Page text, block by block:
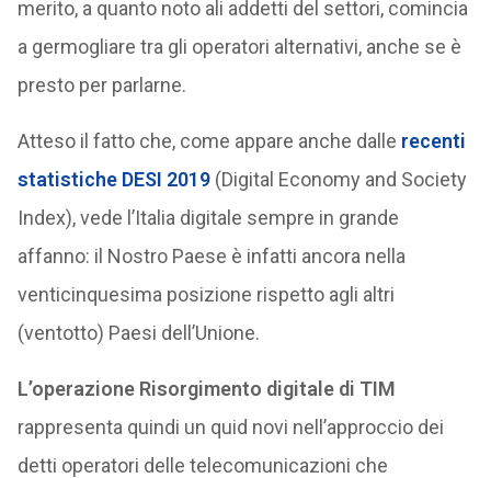
merito, a quanto noto ali addetti del settori, comincia
a germogliare tra gli operatori alternativi, anche se è
presto per parlarne.
Atteso il fatto che, come appare anche dalle recenti
statistiche DESI 2019 (Digital Economy and Society
Index), vede l’Italia digitale sempre in grande
affanno: il Nostro Paese è infatti ancora nella
venticinquesima posizione rispetto agli altri
(ventotto) Paesi dell’Unione.
L’operazione Risorgimento digitale di TIM
rappresenta quindi un quid novi nell’approccio dei
detti operatori delle telecomunicazioni che